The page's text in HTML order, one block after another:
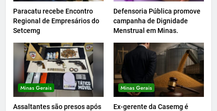
Paracatu recebe Encontro
Regional de Empresários do
Setcemg
Defensoria Pública promove
campanha de Dignidade
Menstrual em Minas.
Minas Gerais
Assaltantes são presos após
Minas Gerais
Ex-gerente da Casemg é